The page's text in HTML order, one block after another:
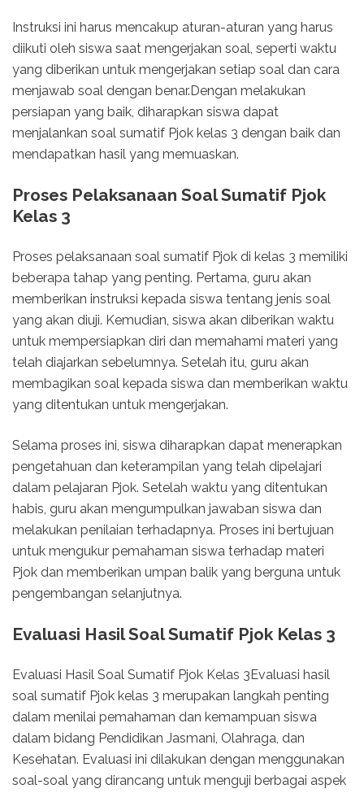
Instruksi ini harus mencakup aturan-aturan yang harus
diikuti oleh siswa saat mengerjakan soal, seperti waktu
yang diberikan untuk mengerjakan setiap soal dan cara
menjawab soal dengan benar.Dengan melakukan
persiapan yang baik, diharapkan siswa dapat
menjalankan soal sumatif Pjok kelas 3 dengan baik dan
mendapatkan hasil yang memuaskan.
Proses Pelaksanaan Soal Sumatif Pjok
Kelas 3
Proses pelaksanaan soal sumatif Pjok di kelas 3 memiliki
beberapa tahap yang penting. Pertama, guru akan
memberikan instruksi kepada siswa tentang jenis soal
yang akan diuji. Kemudian, siswa akan diberikan waktu
untuk mempersiapkan diri dan memahami materi yang
telah diajarkan sebelumnya. Setelah itu, guru akan
membagikan soal kepada siswa dan memberikan waktu
yang ditentukan untuk mengerjakan.
Selama proses ini, siswa diharapkan dapat menerapkan
pengetahuan dan keterampilan yang telah dipelajari
dalam pelajaran Pjok. Setelah waktu yang ditentukan
habis, guru akan mengumpulkan jawaban siswa dan
melakukan penilaian terhadapnya. Proses ini bertujuan
untuk mengukur pemahaman siswa terhadap materi
Pjok dan memberikan umpan balik yang berguna untuk
pengembangan selanjutnya.
Evaluasi Hasil Soal Sumatif Pjok Kelas 3
Evaluasi Hasil Soal Sumatif Pjok Kelas 3Evaluasi hasil
soal sumatif Pjok kelas 3 merupakan langkah penting
dalam menilai pemahaman dan kemampuan siswa
dalam bidang Pendidikan Jasmani, Olahraga, dan
Kesehatan. Evaluasi ini dilakukan dengan menggunakan
soal-soal yang dirancang untuk menguji berbagai aspek